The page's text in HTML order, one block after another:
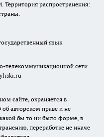
Территория распространения:
язык
телекоммуникационной сети
сайте, охраняется в
авторском праве и не
бы то ни было форме, в
переработке не иначе